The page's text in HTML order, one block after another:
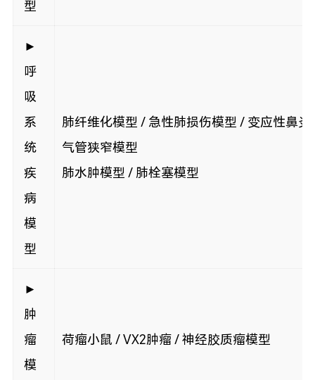
型
►
呼
吸
系
统
疾
病
模
型
肺纤维化模型 / 急性肺损伤模型 / 变应性鼻炎
气管狭窄模型
肺水肿模型 / 肺栓塞模型
►
肿
瘤
模
荷瘤小鼠 / VX2肿瘤 / 神经胶质瘤模型